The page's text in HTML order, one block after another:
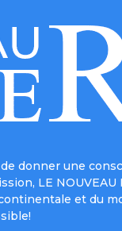
donner une
LE NOUVEAU
et du